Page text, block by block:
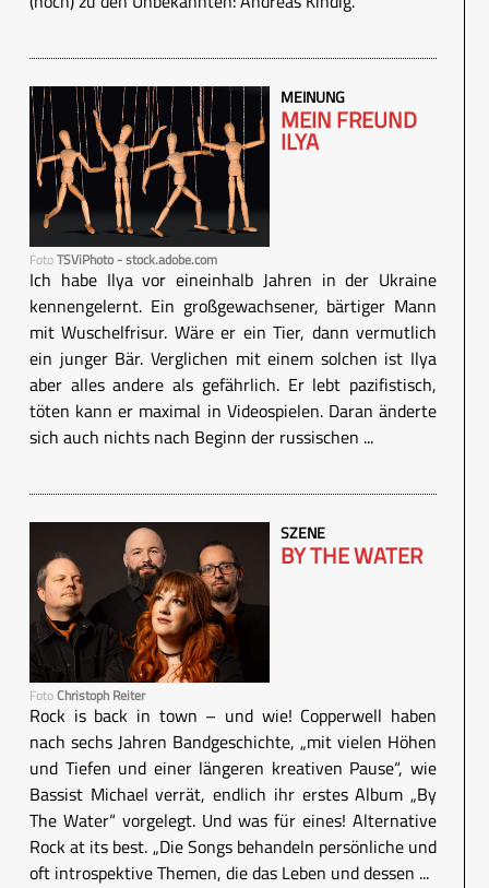
FotoTSViPhoto - stock.adobe.com
MEINUNG
MEIN FREUND
ILYA
Ich habe Ilya vor eineinhalb Jahren in der Ukraine
kennengelernt. Ein großgewachsener, bärtiger Mann
mit Wuschelfrisur. Wäre er ein Tier, dann vermutlich
ein junger Bär. Verglichen mit einem solchen ist Ilya
aber alles andere als gefährlich. Er lebt pazifistisch,
töten kann er maximal in Videospielen. Daran änderte
sich auch nichts nach Beginn der russischen ...
FotoChristoph Reiter
SZENE
BY THE WATER
Rock is back in town – und wie! Copperwell haben
nach sechs Jahren Bandgeschichte, „mit vielen Höhen
und Tiefen und einer längeren kreativen Pause“, wie
Bassist Michael verrät, endlich ihr erstes Album „By
The Water“ vorgelegt. Und was für eines! Alternative
Rock at its best. „Die Songs behandeln persönliche und
oft introspektive Themen, die das Leben und dessen ...